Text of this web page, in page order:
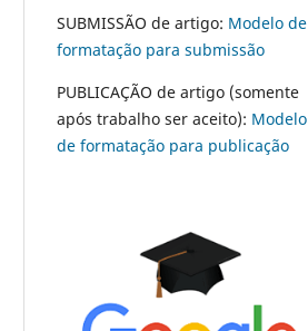
SUBMISSÃO de artigo: Modelo de
formatação para submissão
PUBLICAÇÃO de artigo (somente
após trabalho ser aceito): Modelo
de formatação para publicação